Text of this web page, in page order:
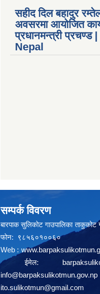
सहीद दिल बहादुर
अवसरमा आयोजित
प्रधानमन्त्री प्रचण्ड
Nepal
सम्पर्क विवरण
बारपाक सुलिकोट गाउपालिका
फोन:
Web :
ईमेल:
info@barpaksulikotmun.gov.np
ito.sulikotmun@gmail.com